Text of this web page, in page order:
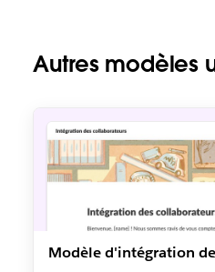
Autres modèles
Modèle d'intégration